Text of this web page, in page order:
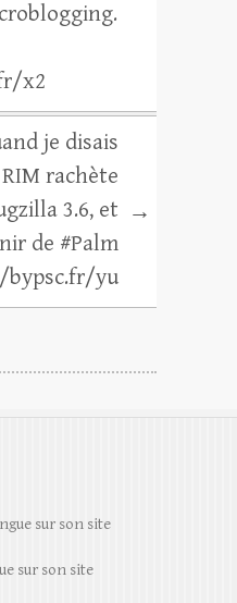
x2
je disais
rachète
3.6, et
de #Palm
yu
→
sur son site